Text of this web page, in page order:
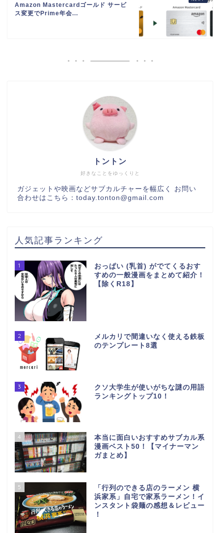
Amazon Mastercardゴールド サービ
ス変更でPrime年会...
好きなことをゆっくりと
トントン
ガジェットや映画などサブカルチャーを幅広く お問い
合わせはこちら：today.tonton@gmail.com
人気記事ランキング
1
おっぱい (乳首) がでてくるおす
すめの一般漫画をまとめて紹介！
【除くR18】
2
メルカリで間違いなく使える鉄板
のテンプレート8選
3
クソ大学生が使いがちな謎の用語
ランキングトップ10！
4
本当に面白いおすすめサブカル系
漫画ベスト50！【マイナーマン
ガまとめ】
5
「行列のできる店のラーメン 横
浜家系」自宅で家系ラーメン！イ
ンスタント袋麺の感想＆レビュー
！